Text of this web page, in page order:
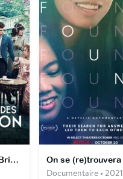
La Chronique des Bridgerton On se (re)trouvera
Documentaire • 2021